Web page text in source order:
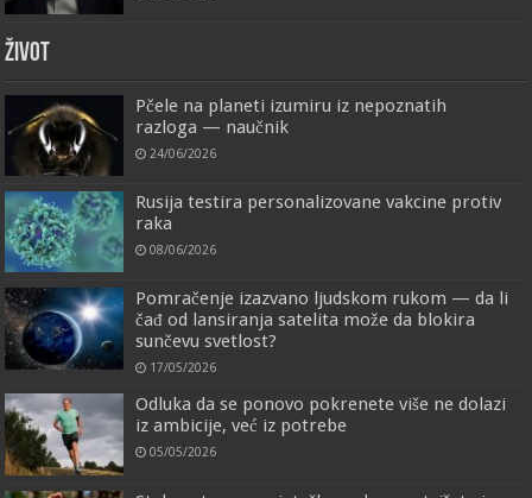
ŽIVOT
Pčele na planeti izumiru iz nepoznatih
razloga — naučnik
24/06/2026
Rusija testira personalizovane vakcine protiv
raka
08/06/2026
Pomračenje izazvano ljudskom rukom — da li
čađ od lansiranja satelita može da blokira
sunčevu svetlost?
17/05/2026
Odluka da se ponovo pokrenete više ne dolazi
iz ambicije, već iz potrebe
05/05/2026